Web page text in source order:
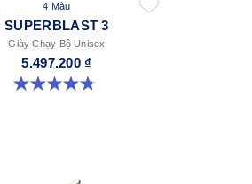
4 Màu
SUPERBLAST 3
Giày Chạy Bộ Unisex
5.497.200 ₫
4.8 trong số 5 sao. 757 đánh giá